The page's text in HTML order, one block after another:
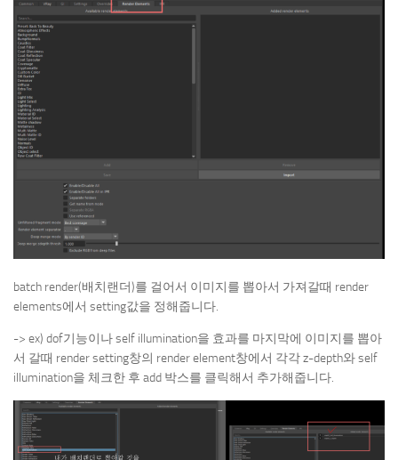
batch render(배치랜더)를 걸어서 이미지를 뽑아서 가져갈때 render
elements에서 setting값을 정해줍니다.
-> ex) dof기능이나 self illumination을 효과를 마지막에 이미지를 뽑아
서 갈때 render setting창의 render element창에서 각각 z-depth와 self
illumination을 체크한 후 add 박스를 클릭해서 추가해줍니다.